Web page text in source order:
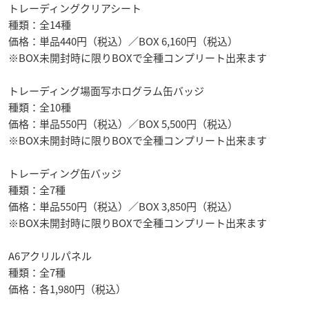
トレーディングクリアシート
種類：全14種
価格：単品440円（税込）／BOX 6,160円（税込）
※BOX未開封時に限りBOXで全種コンプリート出来ます
トレーディング場面写ホログラム缶バッジ
種類：全10種
価格：単品550円（税込）／BOX 5,500円（税込）
※BOX未開封時に限りBOXで全種コンプリート出来ます
トレーディング缶バッジ
種類：全7種
価格：単品550円（税込）／BOX 3,850円（税込）
※BOX未開封時に限りBOXで全種コンプリート出来ます
A6アクリルパネル
種類：全7種
価格：各1,980円（税込）